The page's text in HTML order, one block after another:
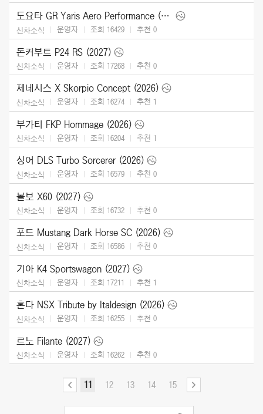
도요타 GR Yaris Aero Performance (2026)
신차소식 운영자 조회 16429 추천 0
돈커부트 P24 RS (2027)
신차소식 운영자 조회 17268 추천 0
제네시스 X Skorpio Concept (2026)
신차소식 운영자 조회 16274 추천 1
부가티 FKP Hommage (2026)
신차소식 운영자 조회 16204 추천 1
싱어 DLS Turbo Sorcerer (2026)
신차소식 운영자 조회 16579 추천 0
볼보 X60 (2027)
신차소식 운영자 조회 16732 추천 0
포드 Mustang Dark Horse SC (2026)
신차소식 운영자 조회 16586 추천 0
기아 K4 Sportswagon (2027)
신차소식 운영자 조회 17211 추천 1
혼다 NSX Tribute by Italdesign (2026)
신차소식 운영자 조회 16255 추천 0
르노 Filante (2027)
신차소식 운영자 조회 16262 추천 0
11 12 13 14 15